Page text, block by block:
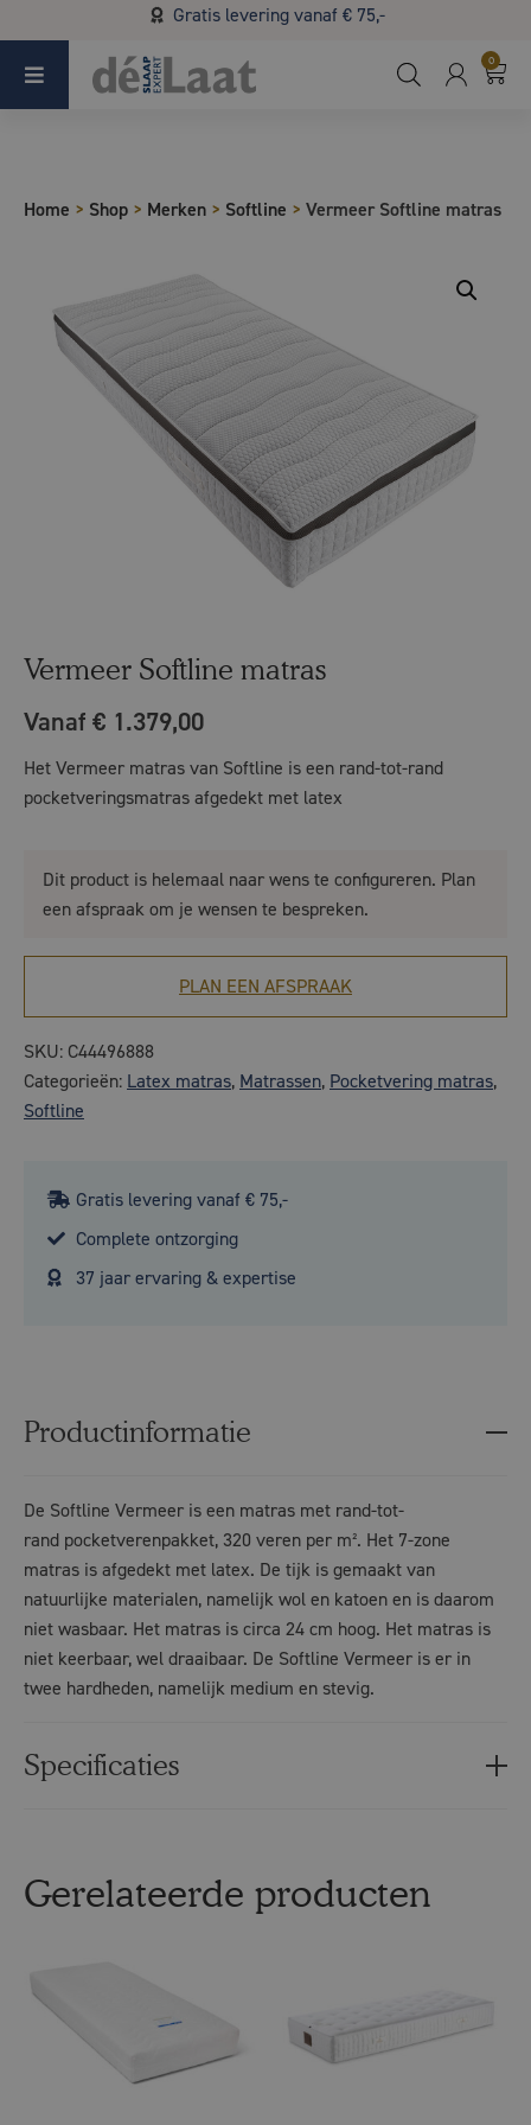
Gratis levering vanaf € 75,-
Koopzondag 29 maart in Bladel van 13.00 - 17.00
0
Home > Shop > Merken > Softline > Vermeer Softline matras
Vermeer Softline matras
Vanaf € 1.379,00
Het Vermeer matras van Softline is een rand-tot-rand
pocketveringsmatras afgedekt met latex
Dit product is helemaal naar wens te configureren. Plan
een afspraak om je wensen te bespreken.
PLAN EEN AFSPRAAK
SKU: C44496888
Categorieën: Latex matras, Matrassen, Pocketvering matras,
Softline
Gratis levering vanaf € 75,-
Complete ontzorging
37 jaar ervaring & expertise
Productinformatie
De Softline Vermeer is een matras met rand-tot-
rand pocketverenpakket, 320 veren per m². Het 7-zone
matras isafgedekt met latex. De tijk is gemaakt van
natuurlijke materialen, namelijk wol en katoen en is daarom
niet wasbaar. Het matras is circa 24 cm hoog. Het matras is
niet keerbaar, wel draaibaar. De Softline Vermeer is er in
twee hardheden, namelijk medium en stevig.
Specificaties
Gerelateerde producten